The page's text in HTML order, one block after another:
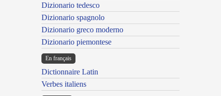
Dizionario tedesco
Dizionario spagnolo
Dizionario greco moderno
Dizionario piemontese
En français
Dictionnaire Latin
Verbes italiens